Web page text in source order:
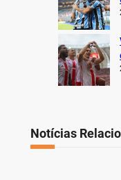
Notícias